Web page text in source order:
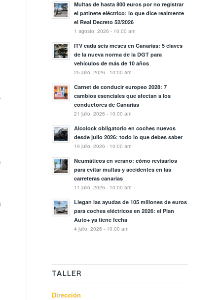
Multas de hasta 800 euros por no registrar
el patinete eléctrico: lo que dice realmente
el Real Decreto 52/2026
1 agosto, 2026 - 10:00 am
ITV cada seis meses en Canarias: 5 claves
de la nueva norma de la DGT para
vehículos de más de 10 años
25 julio, 2026 - 10:00 am
Carnet de conducir europeo 2028: 7
cambios esenciales que afectan a los
conductores de Canarias
21 julio, 2026 - 10:00 am
Alcolock obligatorio en coches nuevos
desde julio 2026: todo lo que debes saber
19 julio, 2026 - 10:00 am
Neumáticos en verano: cómo revisarlos
para evitar multas y accidentes en las
carreteras canarias
11 julio, 2026 - 10:00 am
Llegan las ayudas de 105 millones de euros
para coches eléctricos en 2026: el Plan
Auto+ ya tiene fecha
4 julio, 2026 - 10:00 am
TALLER
Dirección